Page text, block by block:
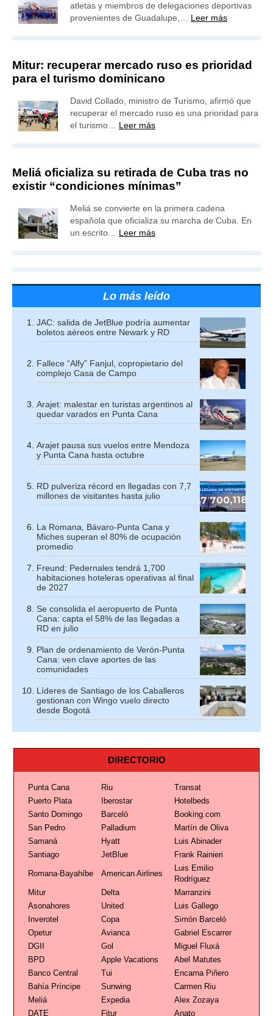
atletas y miembros de delegaciones deportivas
provenientes de Guadalupe,… Leer más
Mitur: recuperar mercado ruso es prioridad
para el turismo dominicano
David Collado, ministro de Turismo, afirmó que
recuperar el mercado ruso es una prioridad para
el turismo… Leer más
Meliá oficializa su retirada de Cuba tras no
existir “condiciones mínimas”
Meliá se convierte en la primera cadena
española que oficializa su marcha de Cuba. En
un escrito… Leer más
Lo más leído
JAC: salida de JetBlue podría aumentar
boletos aéreos entre Newark y RD
Fallece “Alfy” Fanjul, copropietario del
complejo Casa de Campo
Arajet: malestar en turistas argentinos al
quedar varados en Punta Cana
Arajet pausa sus vuelos entre Mendoza
y Punta Cana hasta octubre
RD pulveriza récord en llegadas con 7,7
millones de visitantes hasta julio
La Romana, Bávaro-Punta Cana y
Miches superan el 80% de ocupación
promedio
Freund: Pedernales tendrá 1,700
habitaciones hoteleras operativas al final
de 2027
Se consolida el aeropuerto de Punta
Cana: capta el 58% de las llegadas a
RD en julio
Plan de ordenamiento de Verón-Punta
Cana: ven clave aportes de las
comunidades
Líderes de Santiago de los Caballeros
gestionan con Wingo vuelo directo
desde Bogotá
DIRECTORIO
Punta Cana Riu
Transat
Puerto Plata
Iberostar
Hotelbeds
Santo Domingo
Barceló
Booking.com
San Pedro
Palladium
Martín de Oliva
Samaná
Hyatt
Luis Abinader
Santiago
JetBlue Frank Rainieri
Romana-Bayahíbe American Airlines
Luis Emilio
Rodríguez
Mitur
Delta
Marranzini
Asonahores
United
Luis Gallego
Inverotel
Copa
Simón Barceló
Opetur
Avianca
Gabriel Escarrer
DGII
Gol
Miguel Fluxá
BPD
Apple Vacations
Abel Matutes
Banco Central
Tui
Encarna Piñero
Bahía Príncipe
Sunwing
Carmen Riu
Meliá
Expedia
Alex Zozaya
DATE
Fitur Anato